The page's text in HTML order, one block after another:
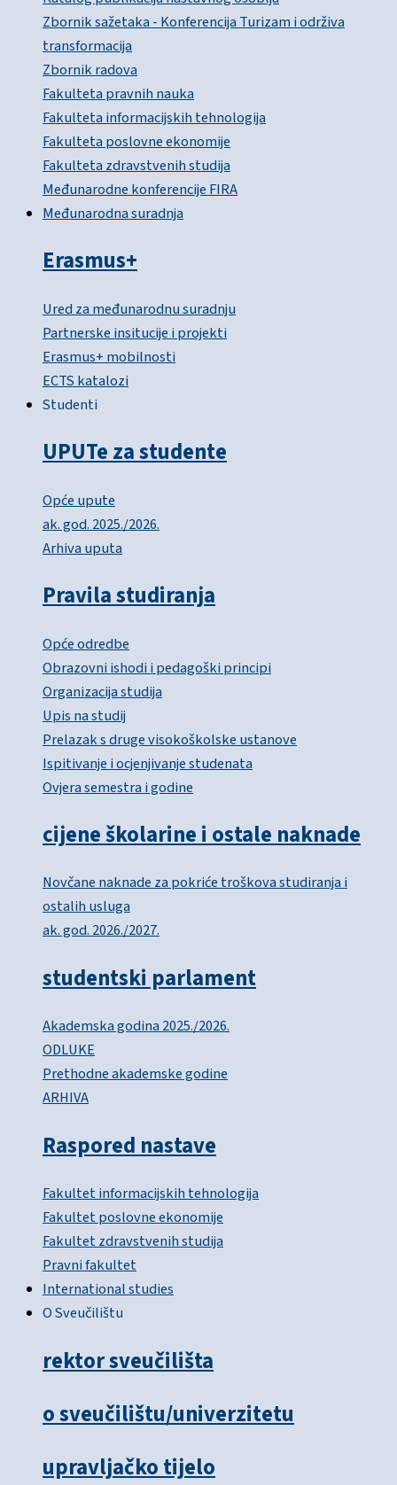
Zbornik sažetaka - Konferencija Turizam i održiva
transformacija
Zbornik radova
Fakulteta pravnih nauka
Fakulteta informacijskih tehnologija
Fakulteta poslovne ekonomije
Fakulteta zdravstvenih studija
Međunarodne konferencije FIRA
Međunarodna suradnja
Erasmus+
Ured za međunarodnu suradnju
Partnerske insitucije i projekti
Erasmus+ mobilnosti
ECTS katalozi
Studenti
UPUTe za studente
Opće upute
ak. god. 2025./2026.
Arhiva uputa
Pravila studiranja
Opće odredbe
Obrazovni ishodi i pedagoški principi
Organizacija studija
Upis na studij
Prelazak s druge visokoškolske ustanove
Ispitivanje i ocjenjivanje studenata
Ovjera semestra i godine
cijene školarine i ostale naknade
Novčane naknade za pokriće troškova studiranja i
ostalih usluga
ak. god. 2026./2027.
studentski parlament
Akademska godina 2025./2026.
ODLUKE
Prethodne akademske godine
ARHIVA
Raspored nastave
Fakultet informacijskih tehnologija
Fakultet poslovne ekonomije
Fakultet zdravstvenih studija
Pravni fakultet
International studies
O Sveučilištu
rektor sveučilišta
o sveučilištu/univerzitetu
upravljačko tijelo